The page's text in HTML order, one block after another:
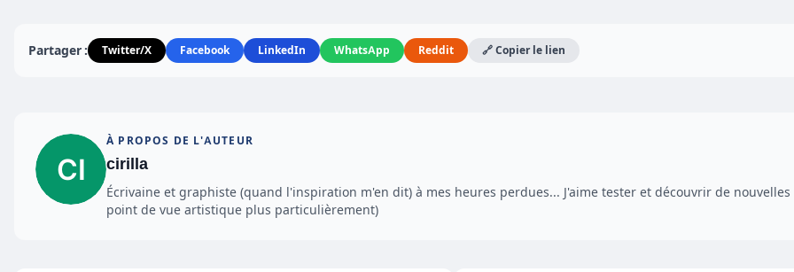
Partager : Twitter/X Facebook LinkedIn WhatsApp Reddit 🔗 Copier le lien
À PROPOS DE L'AUTEUR
cirilla
Écrivaine et graphiste (quand l'inspiration m'en dit) à mes heures perdues... J'aime tester et découvrir de nouvelles
point de vue artistique plus particulièrement)